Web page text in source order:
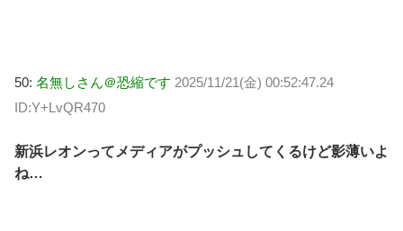
50: 名無しさん＠恐縮です 2025/11/21(金) 00:52:47.24
ID:Y+LvQR470
新浜レオンってメディアがプッシュしてくるけど影薄いよ
ね…